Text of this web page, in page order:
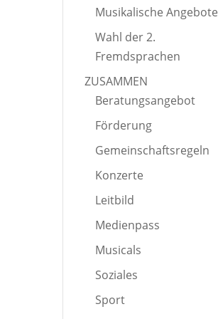
Musikalische Angebote
Wahl der 2.
Fremdsprachen
ZUSAMMEN
Beratungsangebot
Förderung
Gemeinschaftsregeln
Konzerte
Leitbild
Medienpass
Musicals
Soziales
Sport